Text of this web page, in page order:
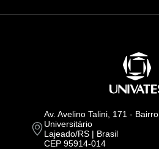
Av. Avelino Talini, 171 - Bairro
Universitário
Lajeado/RS | Brasil
CEP 95914-014